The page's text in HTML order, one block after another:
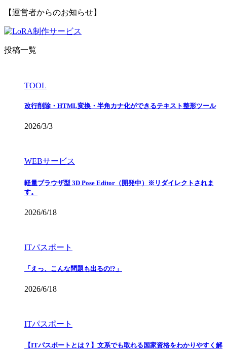
ゴ
リ
ー
【運営者からのお知らせ】
投稿一覧
TOOL
改行削除・HTML変換・半角カナ化ができるテキスト整形ツール
2026/3/3
WEBサービス
軽量ブラウザ型 3D Pose Editor（開発中）※リダイレクトされま
す。
2026/6/18
ITパスポート
「えっ、こんな問題も出るの!?」
2026/6/18
ITパスポート
【ITパスポートとは？】文系でも取れる国家資格をわかりやすく解